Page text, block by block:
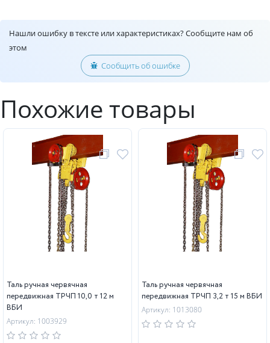
Нашли ошибку в тексте или характеристиках? Сообщите нам об
этом
Сообщить об ошибке
Похожие товары
Таль ручная червячная
передвижная ТРЧП 10,0 т 12 м
ВБИ
Артикул: 1003929
Таль ручная червячная
передвижная ТРЧП 3,2 т 15 м ВБИ
Артикул: 1013080